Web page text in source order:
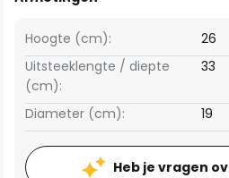
Hoogte (cm):
26
Uitsteeklengte / diepte
(cm):
33
Diameter (cm): 19
Heb je vragen